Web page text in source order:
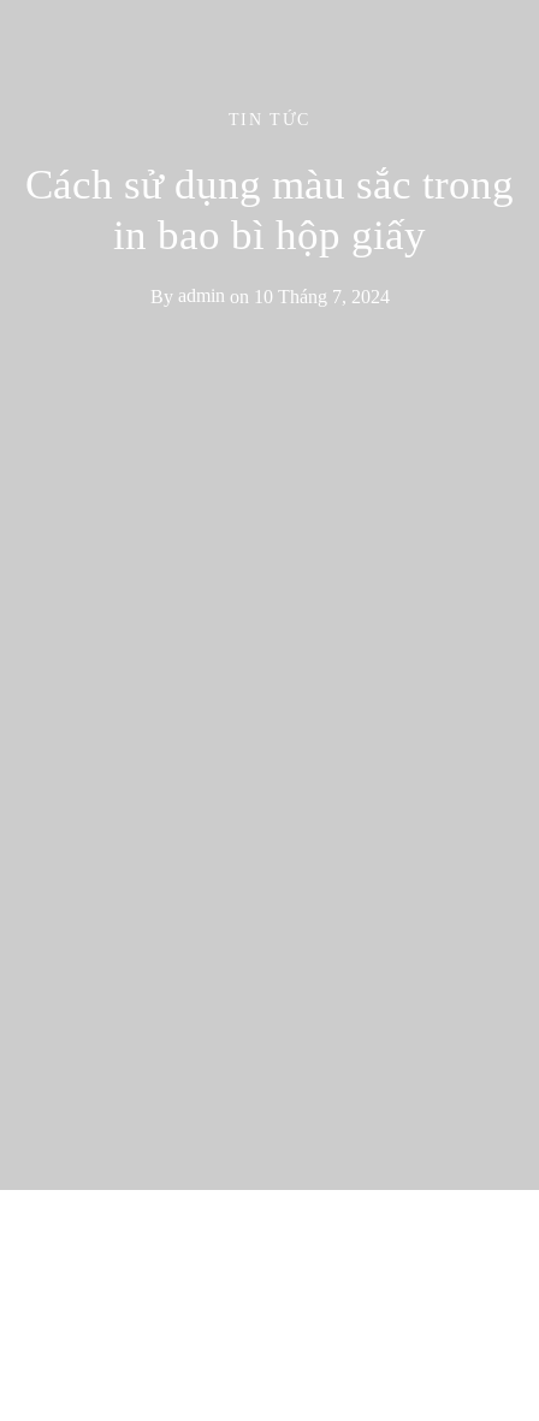
TIN TỨC
Cách sử dụng màu sắc trong
in bao bì hộp giấy
By admin on 10 Tháng 7, 2024